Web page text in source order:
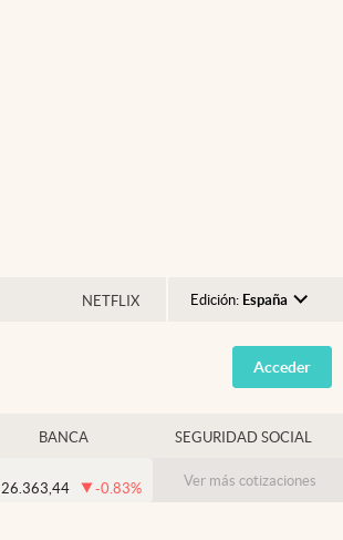
NETFLIX Edición: España
Argentina
España
USA
Colombia
Acceder
BANCA SEGURIDAD SOCIAL
26.363,44 -0.83% Ver más cotizaciones